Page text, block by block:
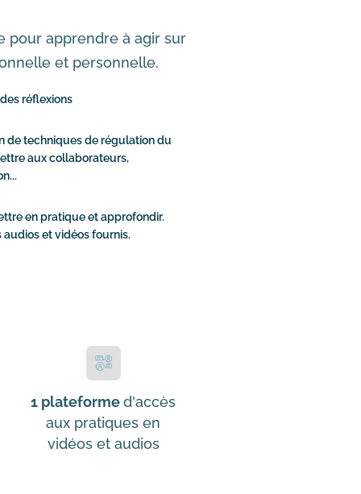
pour apprendre à agir sur
et personnelle.
réflexions
de techniques de régulation du
aux collaborateurs,
en pratique et approfondir.
audios et vidéos fournis.
1 plateformed'accès
aux pratiques en
vidéos et audios